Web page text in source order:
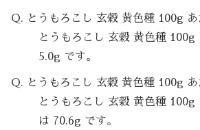
Q. とうもろこし 玄穀 黄色種 100g あ
とうもろこし 玄穀 黄色種 100g
5.0g です。
Q. とうもろこし 玄穀 黄色種 100g あ
とうもろこし 玄穀 黄色種 100g
は 70.6g です。